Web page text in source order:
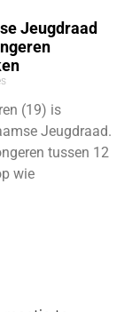
Jeugdraad
(19) is
Jeugdraad.
tussen 12
wie